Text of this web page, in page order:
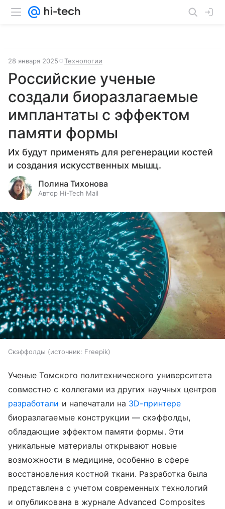
28 января 2025 Технологии
Российские ученые
создали биоразлагаемые
имплантаты с эффектом
памяти формы
Их будут применять для регенерации костей
и создания искусственных мышц.
Полина Тихонова
Автор Hi-Tech Mail
Скэффолды источник: Freepik
Ученые Томского политехнического университета
совместно с коллегами из других научных центров
разработали и напечатали на 3D-принтере
биоразлагаемые конструкции — скэффолды,
обладающие эффектом памяти формы. Эти
уникальные материалы открывают новые
возможности в медицине, особенно в сфере
восстановления костной ткани. Разработка была
представлена с учетом современных технологий
и опубликована в журнале Advanced Composites